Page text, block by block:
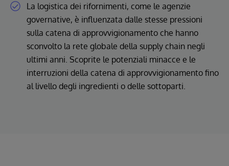
La logistica dei rifornimenti, come le agenzie
governative, è influenzata dalle stesse pressioni
sulla catena di approvvigionamento che hanno
sconvolto la rete globale della supply chain negli
ultimi anni. Scoprite le potenziali minacce e le
interruzioni della catena di approvvigionamento fino
al livello degli ingredienti o delle sottoparti.